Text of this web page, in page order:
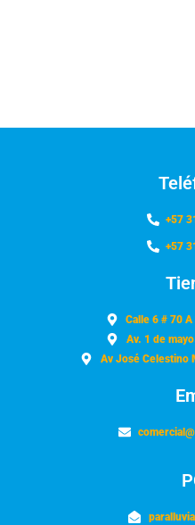
+57
+57
Calle 6 # 70
Av. 1 de
Av José Celestino